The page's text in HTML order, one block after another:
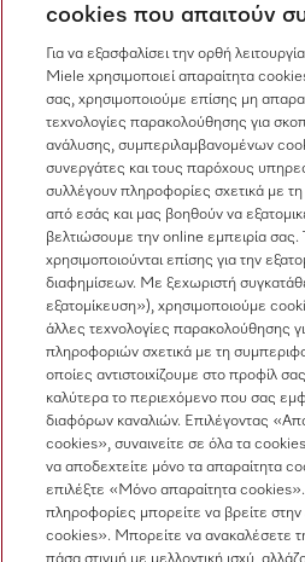
Επικοινωνία
Επισκόπηση επικοινωνίας
Πωλήσεις
210 6794444
Εξυπηρέτηση πελατών
210 6794444
Ακολουθήστε τη Miele
cookies που απαιτούν
Για να εξασφαλίσει την ορθή
Miele χρησιμοποιεί απαραίτητα
σας, χρησιμοποιούμε επίσης μη
τεχνολογίες παρακολούθησης για
ανάλυσης, συμπεριλαμβανομένων
συνεργάτες και τους παρόχους
συλλέγουν πληροφορίες σχετικά με
από εσάς και μας βοηθούν να
βελτιώσουμε την online εμπειρία
χρησιμοποιούνται επίσης για την
διαφημίσεων. Με ξεχωριστή
εξατομίκευση»), χρησιμοποιούμε
άλλες τεχνολογίες παρακολούθησης
πληροφοριών σχετικά με τη
οποίες αντιστοιχίζουμε στο προφίλ
καλύτερα το περιεχόμενο που σας
διαφόρων καναλιών. Επιλέγοντας
cookies», συναινείτε σε όλα τα cookies
να αποδεχτείτε μόνο τα απαραίτητα
επιλέξτε «Μόνο απαραίτητα
πληροφορίες μπορείτε να βρείτε στην
cookies». Μπορείτε να ανακαλέσετε